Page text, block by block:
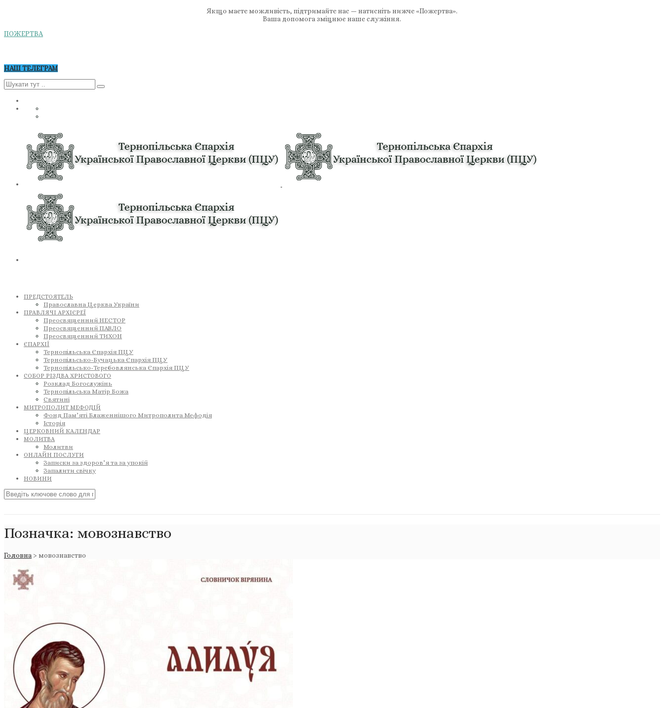
Якщо маєте можливість, підтримайте нас — натисніть нижче «Пожертва».
Ваша допомога зміцнює наше служіння.
ПОЖЕРТВА
НАШ ТЕЛЕГРАМ
ПРЕДСТОЯТЕЛЬ
Православна Церква України
ПРАВЛЯЧІ АРХІЄРЕЇ
Преосвященний НЕСТОР
Преосвященний ПАВЛО
Преосвященний ТИХОН
ЄПАРХІЇ
Тернопільська Єпархія ПЦУ
Тернопільсько-Бучацька Єпархія ПЦУ
Тернопільсько-Теребовлянська Єпархія ПЦУ
СОБОР РІЗДВА ХРИСТОВОГО
Розклад Богослужінь
Тернопільська Матір Божа
Святині
МИТРОПОЛИТ МЕФОДІЙ
Фонд Пам’яті Блаженнішого Митрополита Мефодія
Історія
ЦЕРКОВНИЙ КАЛЕНДАР
МОЛИТВА
Молитви
ОНЛАЙН ПОСЛУГИ
Записки за здоров’я та за упокій
Запалити свічку
НОВИНИ
Позначка: мовознавство
Головна > мовознавство